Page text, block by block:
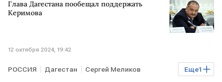
Глава Дагестана пообещал поддержать
Керимова
12 октября 2024, 19:42
Еще1
РОССИЯ Дагестан Сергей Меликов